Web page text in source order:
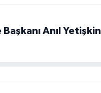
Anıl Yetişkin